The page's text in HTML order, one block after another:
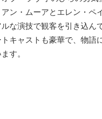
ン・ムーアとエレン・ペ
な演技で観客を引き込ん
キャストも豪華で、物語
す。